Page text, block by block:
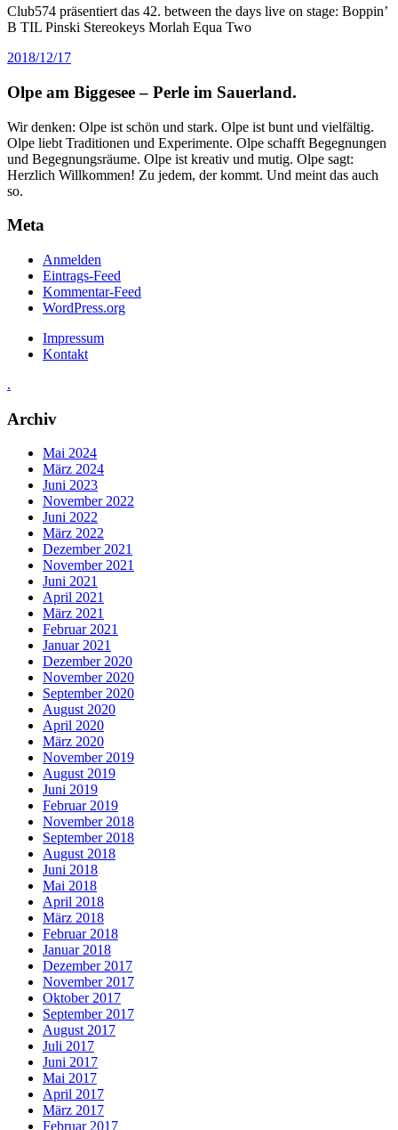
Club574 präsentiert das 42. between the days live on stage: Boppin’
B TIL Pinski Stereokeys Morlah Equa Two
2018/12/17
Olpe am Biggesee – Perle im Sauerland.
Wir denken: Olpe ist schön und stark. Olpe ist bunt und vielfältig.
Olpe liebt Traditionen und Experimente. Olpe schafft Begegnungen
und Begegnungsräume. Olpe ist kreativ und mutig. Olpe sagt:
Herzlich Willkommen! Zu jedem, der kommt. Und meint das auch
so.
Meta
Anmelden
Eintrags-Feed
Kommentar-Feed
WordPress.org
Impressum
Kontakt
.
Archiv
Mai 2024
März 2024
Juni 2023
November 2022
Juni 2022
März 2022
Dezember 2021
November 2021
Juni 2021
April 2021
März 2021
Februar 2021
Januar 2021
Dezember 2020
November 2020
September 2020
August 2020
April 2020
März 2020
November 2019
August 2019
Juni 2019
Februar 2019
November 2018
September 2018
August 2018
Juni 2018
Mai 2018
April 2018
März 2018
Februar 2018
Januar 2018
Dezember 2017
November 2017
Oktober 2017
September 2017
August 2017
Juli 2017
Juni 2017
Mai 2017
April 2017
März 2017
Februar 2017